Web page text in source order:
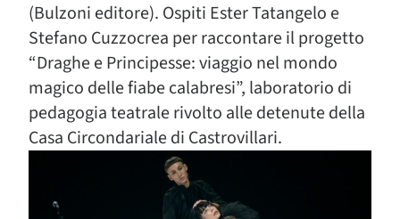
(Bulzoni editore). Ospiti Ester Tatangelo e
Stefano Cuzzocrea per raccontare il progetto
“Draghe e Principesse: viaggio nel mondo
magico delle fiabe calabresi”, laboratorio di
pedagogia teatrale rivolto alle detenute della
Casa Circondariale di Castrovillari.